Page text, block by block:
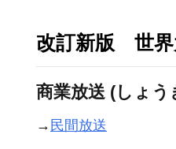
改訂新版 世界
商業放送 (しょ
→ 民間放送